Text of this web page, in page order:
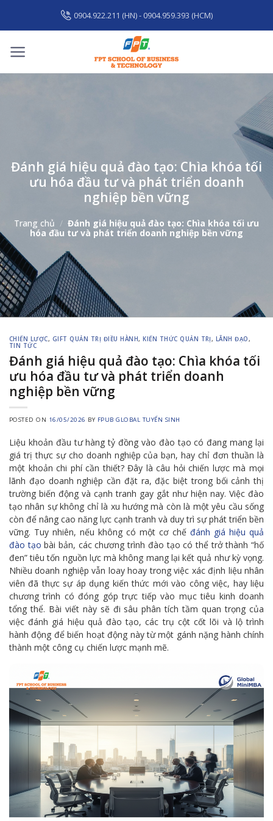
content
0904.922.211 (HN) - 0904.959.393 (HCM)
Đánh giá hiệu quả đào tạo: Chìa khóa tối
ưu hóa đầu tư và phát triển doanh
nghiệp bền vững
Trang chủ / Đánh giá hiệu quả đào tạo: Chìa khóa tối ưu
hóa đầu tư và phát triển doanh nghiệp bền vững
CHIẾN LƯỢC, GIFT QUẢN TRỊ ĐIỀU HÀNH,KIẾN THỨC QUẢN TRỊ, LÃNH ĐẠO,
TIN TỨC
Đánh giá hiệu quả đào tạo: Chìa khóa tối
ưu hóa đầu tư và phát triển doanh
nghiệp bền vững
POSTED ON 16/05/2026 BY FPUB GLOBAL TUYỂN SINH
Liệu khoản đầu tư hàng tỷ đồng vào đào tạo có đang mang lại
giá trị thực sự cho doanh nghiệp của bạn, hay chỉ đơn thuần là
một khoản chi phí cần thiết? Đây là câu hỏi chiến lược mà mọi
lãnh đạo doanh nghiệp cần đặt ra, đặc biệt trong bối cảnh thị
trường biến động và cạnh tranh gay gắt như hiện nay. Việc đào
tạo nhân sự không chỉ là xu hướng mà còn là một yêu cầu sống
còn để nâng cao năng lực cạnh tranh và duy trì sự phát triển bền
vững. Tuy nhiên, nếu không có một cơ chế đánh giá hiệu quả
đào tạo bài bản, các chương trình đào tạo có thể trở thành “hố
đen” tiêu tốn nguồn lực mà không mang lại kết quả như kỳ vọng.
Nhiều doanh nghiệp vẫn loay hoay trong việc xác định liệu nhân
viên đã thực sự áp dụng kiến thức mới vào công việc, hay liệu
chương trình có đóng góp trực tiếp vào mục tiêu kinh doanh
tổng thể. Bài viết này sẽ đi sâu phân tích tầm quan trọng của
việc đánh giá hiệu quả đào tạo, các trụ cột cốt lõi và lộ trình
hành động để biến hoạt động này từ một gánh nặng hành chính
thành một công cụ chiến lược mạnh mẽ.